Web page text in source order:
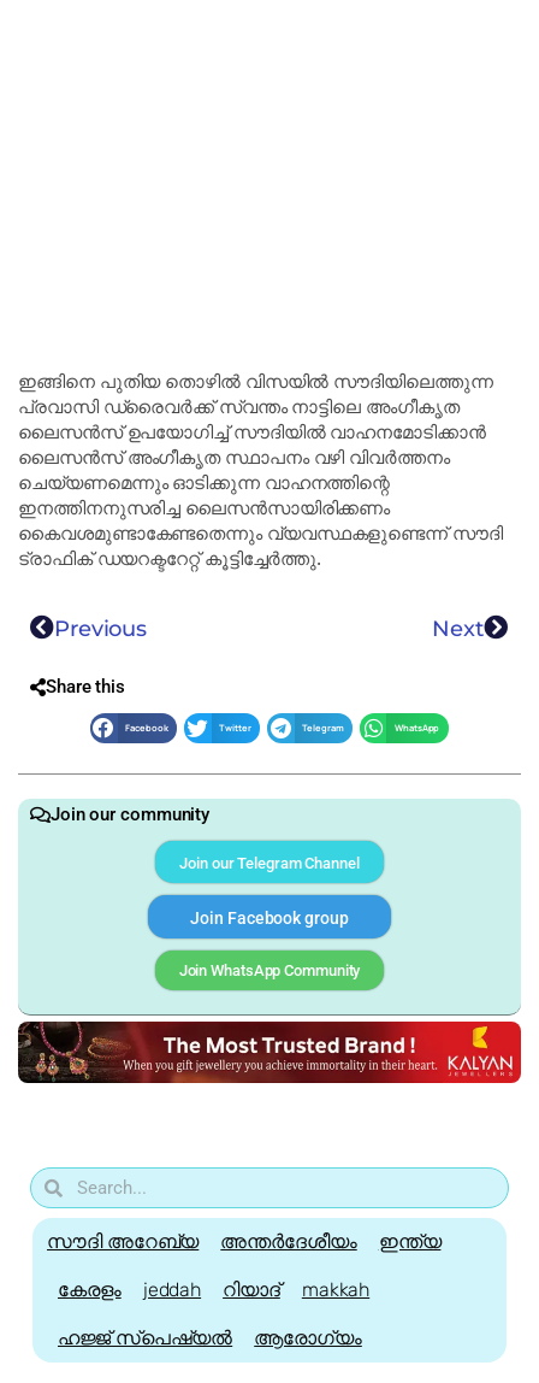
ഇങ്ങിനെ പുതിയ തൊഴില്‍ വിസയില്‍ സൗദിയിലെത്തുന്ന
പ്രവാസി ഡ്രൈവര്‍ക്ക് സ്വന്തം നാട്ടിലെ അംഗീകൃത
ലൈസന്‍സ് ഉപയോഗിച്ച് സൗദിയില്‍ വാഹനമോടിക്കാന്‍
ലൈസന്‍സ് അംഗീകൃത സ്ഥാപനം വഴി വിവര്‍ത്തനം
ചെയ്യണമെന്നും ഓടിക്കുന്ന വാഹനത്തിന്റെ
ഇനത്തിനനുസരിച്ച ലൈസന്‍സായിരിക്കണം
കൈവശമുണ്ടാകേണ്ടതെന്നും വ്യവസ്ഥകളുണ്ടെന്ന് സൗദി
ട്രാഫിക് ഡയറക്ടറേറ്റ് കൂട്ടിച്ചേർത്തു.
Previous Next
Share this
Facebook Twitter Telegram WhatsApp
Join our community
Join our Telegram Channel
Join Facebook group
Join WhatsApp Community
സൗദി അറേബ്യ അന്തർദേശീയം ഇന്ത്യ
കേരളം jeddah റിയാദ് makkah
ഹജ്ജ്‌ സ്പെഷ്യൽ ആരോഗ്യം